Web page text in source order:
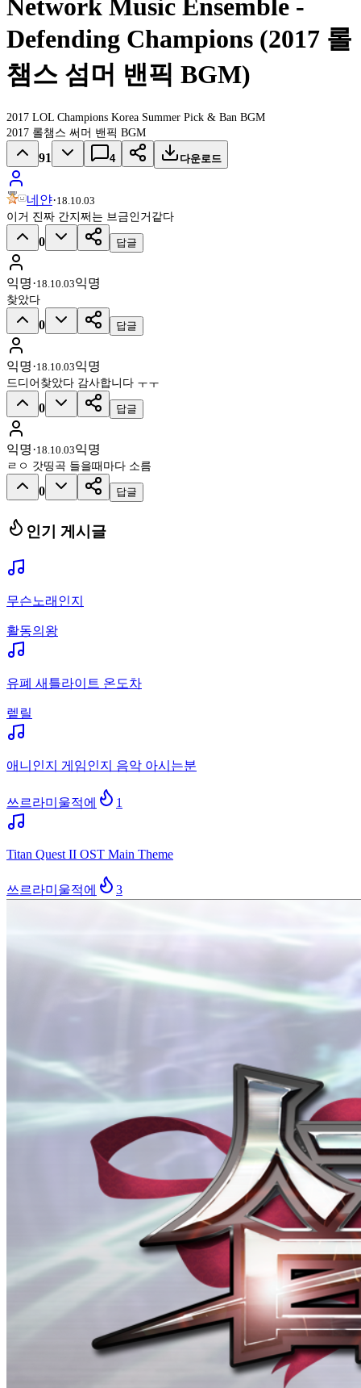
Network Music Ensemble -
Defending Champions (2017 롤
챔스 섬머 밴픽 BGM)
2017 LOL Champions Korea Summer Pick & Ban BGM
2017 롤챔스 써머 밴픽 BGM
91 4 다운로드
네얀·18.10.03
이거 진짜 간지쩌는 브금인거같다
0 답글
익명·18.10.03익명
찾았다
0 답글
익명·18.10.03익명
드디어찾았다 감사합니다 ㅜㅜ
0 답글
익명·18.10.03익명
ㄹㅇ 갓띵곡 들을때마다 소름
0 답글
인기 게시글
무슨노래인지
활동의왕
유폐 새틀라이트 온도차
렡릴
애니인지 게임인지 음악 아시는분
쓰르라미울적에 1
Titan Quest II OST Main Theme
쓰르라미울적에 3